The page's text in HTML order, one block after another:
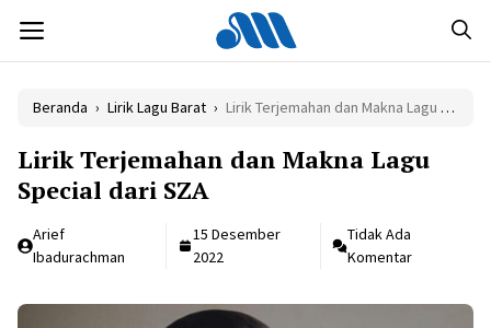
isi
MENU
Beranda › Lirik Lagu Barat › Lirik Terjemahan dan Makna Lagu Special dari SZA
Lirik Terjemahan dan Makna Lagu
Special dari SZA
Arief
Ibadurachman
15 Desember
2022
Tidak Ada
Komentar